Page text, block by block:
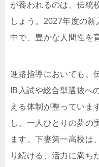
が養われるのは、伝統
しょう。2027年度の
中で、豊かな人間性を
進路指導においても、
IB入試や総合型選抜へ
える体制が整っていま
し、一人ひとりの夢の
ます。下妻第一高校は
り続ける、活力に満ち